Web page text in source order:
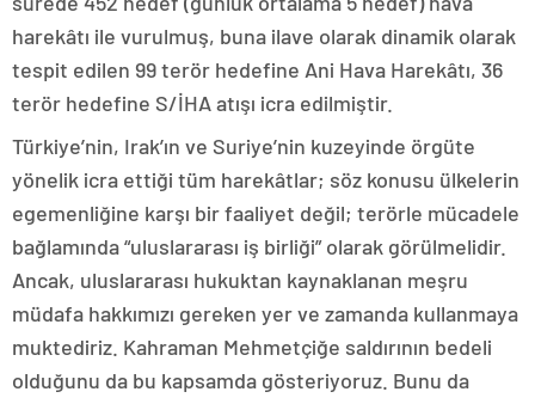
harekâtı ile vurulmuş, buna ilave olarak dinamik olarak
tespit edilen 99 terör hedefine Ani Hava Harekâtı, 36
terör hedefine S/İHA atışı icra edilmiştir.
Türkiye’nin, Irak’ın ve Suriye’nin kuzeyinde örgüte
yönelik icra ettiği tüm harekâtlar; söz konusu ülkelerin
egemenliğine karşı bir faaliyet değil; terörle mücadele
bağlamında “uluslararası iş birliği” olarak görülmelidir.
Ancak, uluslararası hukuktan kaynaklanan meşru
müdafa hakkımızı gereken yer ve zamanda kullanmaya
muktediriz. Kahraman Mehmetçiğe saldırının bedeli
olduğunu da bu kapsamda gösteriyoruz. Bunu da